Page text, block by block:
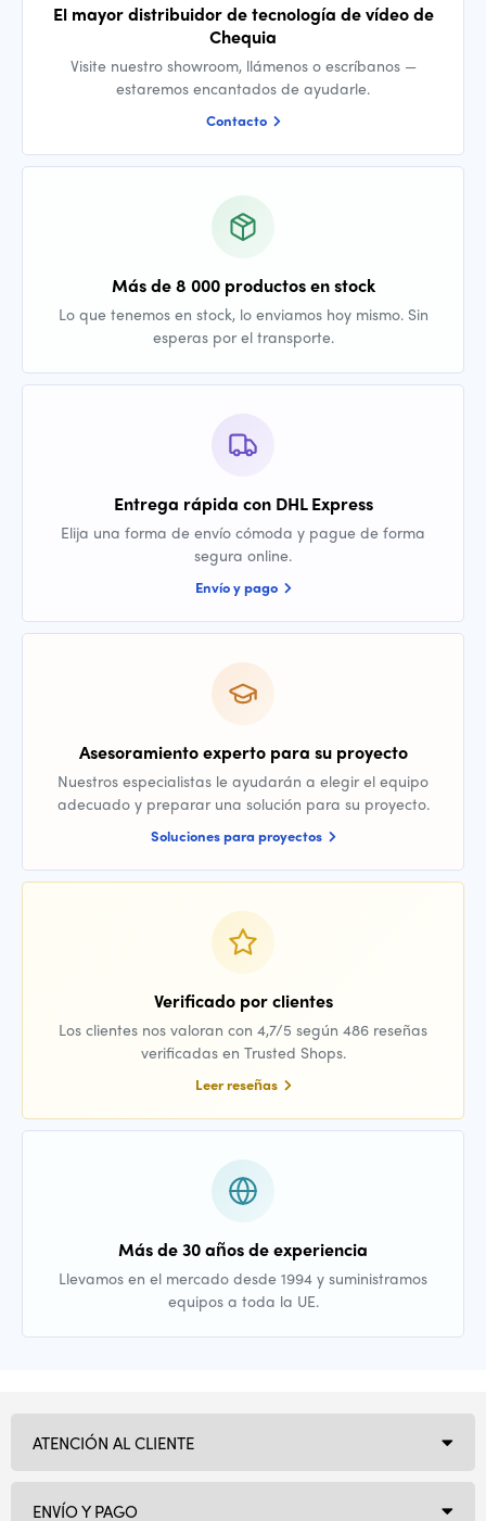
El mayor distribuidor de tecnología de vídeo de
Chequia
Visite nuestro showroom, llámenos o escríbanos —
estaremos encantados de ayudarle.
Contacto
Más de 8 000 productos en stock
Lo que tenemos en stock, lo enviamos hoy mismo. Sin
esperas por el transporte.
Entrega rápida con DHL Express
Elija una forma de envío cómoda y pague de forma
segura online.
Envío y pago
Asesoramiento experto para su proyecto
Nuestros especialistas le ayudarán a elegir el equipo
adecuado y preparar una solución para su proyecto.
Soluciones para proyectos
Verificado por clientes
Los clientes nos valoran con 4,7/5 según 486 reseñas
verificadas en Trusted Shops.
Leer reseñas
Más de 30 años de experiencia
Llevamos en el mercado desde 1994 y suministramos
equipos a toda la UE.
ATENCIÓN AL CLIENTE
ENVÍO Y PAGO